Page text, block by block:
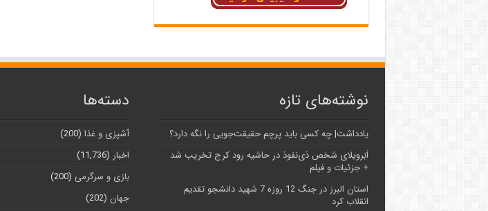
نوشته‌های تازه
یادداشت| ‌چه کسی باید پرچم حقیقت‌جویی را نگه دارد؟
اَبَر‌ویلای شخص ذی‌نفوذ در حاشیه‌ رود کرج تخریب شد
+ جزئیات و فیلم
استان البرز در جنگ 12 روزه 7 شهید دانشجو تقدیم
انقلاب کرد
دسته‌ها
آشپزی و غذا (200)
اخبار (11,736)
بازی و سرگرمی (200)
جهان (202)